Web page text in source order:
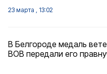
23 марта , 13:02
В Белгороде медаль
ВОВ передали его